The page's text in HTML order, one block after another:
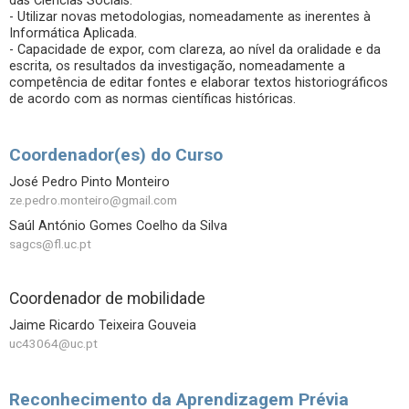
- Utilizar novas metodologias, nomeadamente as inerentes à
Informática Aplicada.
- Capacidade de expor, com clareza, ao nível da oralidade e da
escrita, os resultados da investigação, nomeadamente a
competência de editar fontes e elaborar textos historiográficos
de acordo com as normas científicas históricas.
Coordenador(es) do Curso
José Pedro Pinto Monteiro
ze.pedro.monteiro@gmail.com
Saúl António Gomes Coelho da Silva
sagcs@fl.uc.pt
Coordenador de mobilidade
Jaime Ricardo Teixeira Gouveia
uc43064@uc.pt
Reconhecimento da Aprendizagem Prévia